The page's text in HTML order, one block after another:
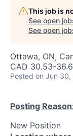
This job is
See open
See open
Ottawa, ON,
CAD 30.53-
Posted on Jun 30,
Posting
New Position